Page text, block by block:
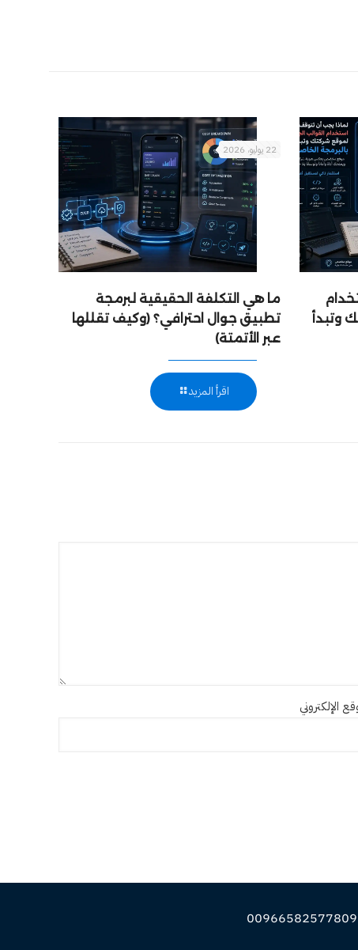
وتبدأ
22 يوليو، 2026
ما هي التكلفة الحقيقية لبرمجة
تطبيق جوال احترافي؟ (وكيف تقللها
عبر الأتمتة)
اقرأ المزيد
الإلكتروني